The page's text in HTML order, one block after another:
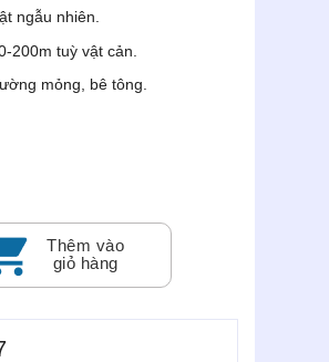
ngẫu nhiên.
200m tuỳ vật cản.
mỏng, bê tông.
Thêm vào
giỏ hàng